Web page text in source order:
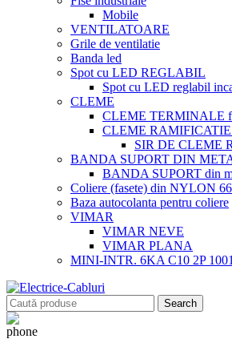
Mobile
VENTILATOARE
Grile de ventilatie
Banda led
Spot cu LED REGLABIL
Spot cu LED reglabil
CLEME
CLEME TERMINALE
CLEME RAMIFICATIE
SIR DE CLEME
BANDA SUPORT DIN
BANDA SUPORT din
Coliere (fasete) din NYLON
Baza autocolanta pentru coliere
VIMAR
VIMAR NEVE
VIMAR PLANA
MINI-INTR. 6KA C10 2P
Search